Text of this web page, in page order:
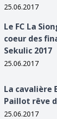
25.06.2017
finales
Le FC La
coeur des
Sekulic 2017
25.06.2017
La cavalière
Paillot rêve
25.06.2017